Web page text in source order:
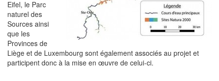
Eifel, le Parc
naturel des
Sources ainsi
que les
Provinces de
Liège et de Luxembourg sont également associés au projet et
participent donc à la mise en œuvre de celui-ci.